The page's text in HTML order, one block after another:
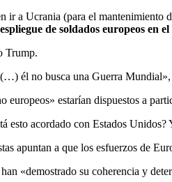
ir a Ucrania (para el
de soldados europeos en
Trump.
él no busca una Guerra Mundial»,
europeos» estarían dispuestos a
esto acordado con Estados
apuntan a que los esfuerzos de
«demostrado su coherencia y